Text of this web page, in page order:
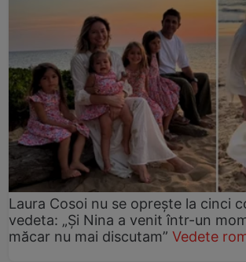
Laura Cosoi nu se oprește la cinci
vedeta: „Și Nina a venit într-un
măcar nu mai discutam” Vedete